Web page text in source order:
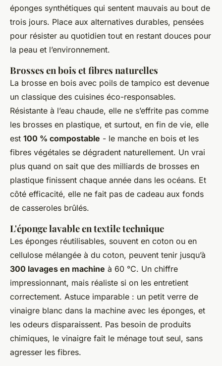
éponges synthétiques qui sentent mauvais au bout de
trois jours. Place aux alternatives durables, pensées
pour résister au quotidien tout en restant douces pour
la peau et l’environnement.
Brosses en bois et fibres naturelles
La brosse en bois avec poils de tampico est devenue
un classique des cuisines éco-responsables.
Résistante à l’eau chaude, elle ne s’effrite pas comme
les brosses en plastique, et surtout, en fin de vie, elle
est 100 % compostable - le manche en bois et les
fibres végétales se dégradent naturellement. Un vrai
plus quand on sait que des milliards de brosses en
plastique finissent chaque année dans les océans. Et
côté efficacité, elle ne fait pas de cadeau aux fonds
de casseroles brûlés.
L'éponge lavable en textile technique
Les éponges réutilisables, souvent en coton ou en
cellulose mélangée à du coton, peuvent tenir jusqu’à
300 lavages en machine à 60 °C. Un chiffre
impressionnant, mais réaliste si on les entretient
correctement. Astuce imparable : un petit verre de
vinaigre blanc dans la machine avec les éponges, et
les odeurs disparaissent. Pas besoin de produits
chimiques, le vinaigre fait le ménage tout seul, sans
agresser les fibres.